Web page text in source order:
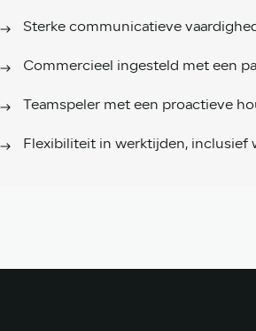
Sterke communicatieve
Commercieel ingesteld met een
Teamspeler met een proactieve
Flexibiliteit in werktijden, inclusief